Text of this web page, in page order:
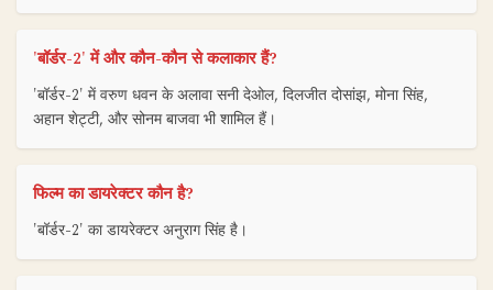
'बॉर्डर-2' में और कौन-कौन से कलाकार हैं?
'बॉर्डर-2' में वरुण धवन के अलावा सनी देओल, दिलजीत दोसांझ, मोना सिंह,
अहान शेट्टी, और सोनम बाजवा भी शामिल हैं।
फिल्म का डायरेक्टर कौन है?
'बॉर्डर-2' का डायरेक्टर अनुराग सिंह है।